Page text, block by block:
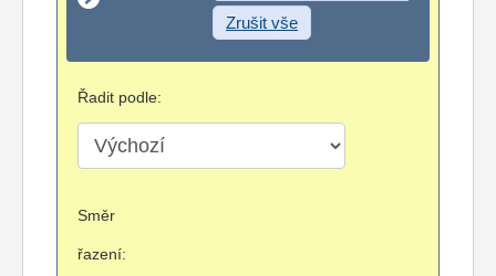
Zrušit vše
Řadit podle:
Směr
řazení: